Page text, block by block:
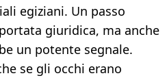
egiziani. Un passo
giuridica, ma anche
un potente segnale.
se gli occhi erano